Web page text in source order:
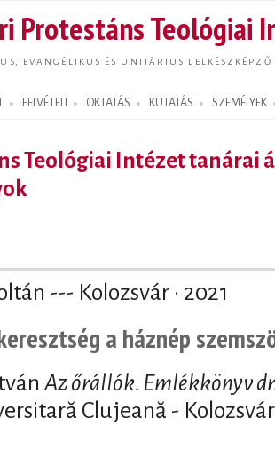
Protestáns Teológiai
EVANGÉLIKUS ÉS UNITÁRIUS LELKÉSZKÉPZŐ
FELVÉTELI OKTATÁS KUTATÁS SZEMÉLYEK
Teológiai Intézet tanárai
--- Kolozsvár · 2021
a háznép
Az őrállók. Emlékkönyv
Clujeană -